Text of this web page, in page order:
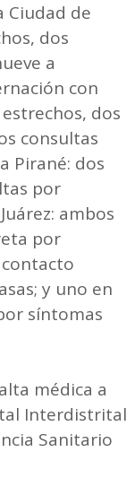
Ciudad de
dos
a
con
dos
consultas
Pirané: dos
por
ambos
por
y uno en
síntomas
médica a
Interdistrital
Sanitario